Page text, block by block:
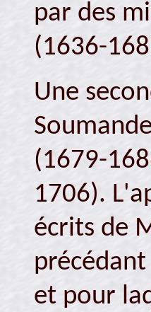
par des
(1636-
Une
(1679-
1706).
écrits de
et pour